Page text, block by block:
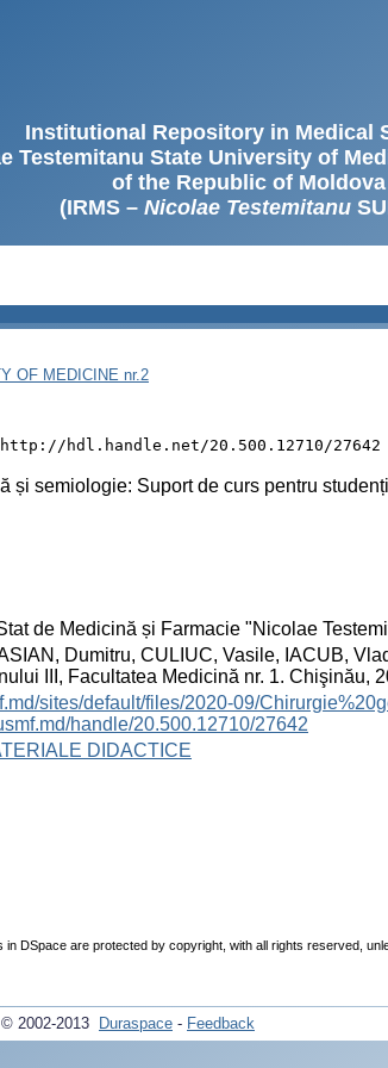
Institutional Repository in Medical
Testemitanu State University of
of the Republic of Moldova
(IRMS – Nicolae Testemitanu
OF MEDICINE nr.2
http://hdl.handle.net/20.500.12710/27642
și semiologie: Suport de curs pentru
de Medicină și Farmacie "Nicolae
Dumitru, CULIUC, Vasile, IACUB,
III, Facultatea Medicină nr. 1. Chişinău,
sites/default/files/2020-09/
handle/20.500.12710/27642
DIDACTICE
in DSpace are protected by copyright, with all rights reserved,
2002-2013 Duraspace - Feedback